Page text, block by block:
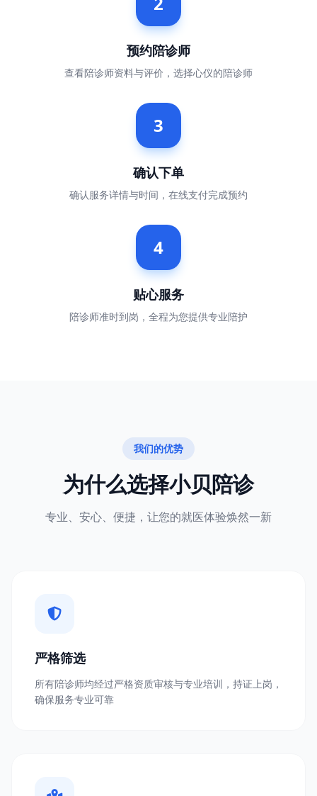
预约陪诊师
查看陪诊师资料与评价，选择心仪的陪诊师
3
确认下单
确认服务详情与时间，在线支付完成预约
4
贴心服务
陪诊师准时到岗，全程为您提供专业陪护
我们的优势
为什么选择小贝陪诊
专业、安心、便捷，让您的就医体验焕然一新
严格筛选
所有陪诊师均经过严格资质审核与专业培训，持证上岗，
确保服务专业可靠